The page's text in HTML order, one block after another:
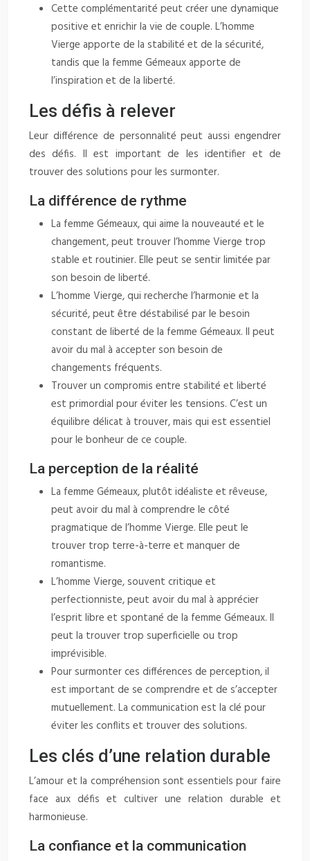
Cette complémentarité peut créer une dynamique
positive et enrichir la vie de couple. L’homme
Vierge apporte de la stabilité et de la sécurité,
tandis que la femme Gémeaux apporte de
l’inspiration et de la liberté.
Les défis à relever
Leur différence de personnalité peut aussi engendrer
des défis. Il est important de les identifier et de
trouver des solutions pour les surmonter.
La différence de rythme
La femme Gémeaux, qui aime la nouveauté et le
changement, peut trouver l’homme Vierge trop
stable et routinier. Elle peut se sentir limitée par
son besoin de liberté.
L’homme Vierge, qui recherche l’harmonie et la
sécurité, peut être déstabilisé par le besoin
constant de liberté de la femme Gémeaux. Il peut
avoir du mal à accepter son besoin de
changements fréquents.
Trouver un compromis entre stabilité et liberté
est primordial pour éviter les tensions. C’est un
équilibre délicat à trouver, mais qui est essentiel
pour le bonheur de ce couple.
La perception de la réalité
La femme Gémeaux, plutôt idéaliste et rêveuse,
peut avoir du mal à comprendre le côté
pragmatique de l’homme Vierge. Elle peut le
trouver trop terre-à-terre et manquer de
romantisme.
L’homme Vierge, souvent critique et
perfectionniste, peut avoir du mal à apprécier
l’esprit libre et spontané de la femme Gémeaux. Il
peut la trouver trop superficielle ou trop
imprévisible.
Pour surmonter ces différences de perception, il
est important de se comprendre et de s’accepter
mutuellement. La communication est la clé pour
éviter les conflits et trouver des solutions.
Les clés d’une relation durable
L’amour et la compréhension sont essentiels pour faire
face aux défis et cultiver une relation durable et
harmonieuse.
La confiance et la communication